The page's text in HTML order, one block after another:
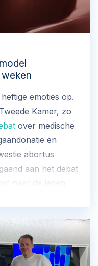
emoties op.
Kamer, zo
over medische
en
abortus
aan het debat
naar de leden